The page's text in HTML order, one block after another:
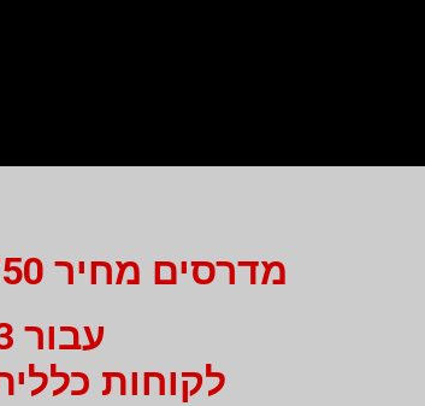
מדרסים מחיר 750 ₪ בלבד במקום
עבור 3 זוגות מדרסים
לקוחות